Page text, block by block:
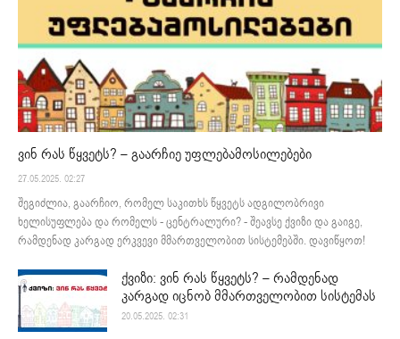
ვინ რას წყვეტს? – გაარჩიე უფლებამოსილებები
27.05.2025. 02:27
შეგიძლია, გაარჩიო, რომელ საკითხს წყვეტს ადგილობრივი
ხელისუფლება და რომელს - ცენტრალური? - შეავსე ქვიზი და გაიგე,
რამდენად კარგად ერკვევი მმართველობით სისტემებში. დავიწყოთ!
ქვიზი: ვინ რას წყვეტს? – რამდენად
კარგად იცნობ მმართველობით სისტემას
20.05.2025. 02:31